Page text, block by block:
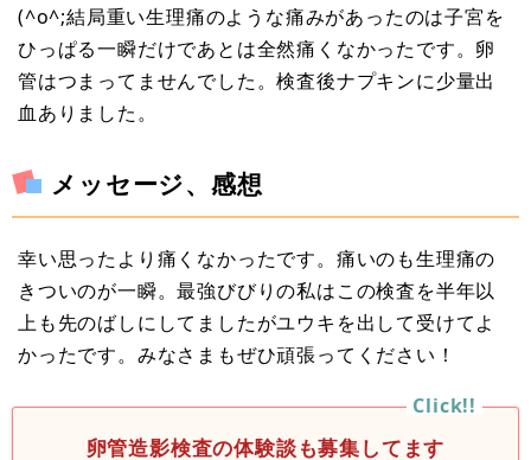
(^o^;結局重い生理痛のような痛みがあったのは子宮を
ひっぱる一瞬だけであとは全然痛くなかったです。卵
管はつまってませんでした。検査後ナプキンに少量出
血ありました。
メッセージ、感想
幸い思ったより痛くなかったです。痛いのも生理痛の
きついのが一瞬。最強びびりの私はこの検査を半年以
上も先のばしにしてましたがユウキを出して受けてよ
かったです。みなさまもぜひ頑張ってください！
卵管造影検査の体験談も募集してます